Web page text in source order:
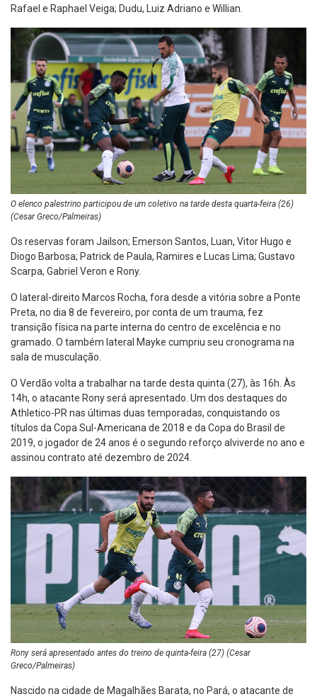
Rafael e Raphael Veiga; Dudu, Luiz Adriano e Willian.
O elenco palestrino participou de um coletivo na tarde desta quarta-feira (26)
(Cesar Greco/Palmeiras)
Os reservas foram Jailson; Emerson Santos, Luan, Vitor Hugo e
Diogo Barbosa; Patrick de Paula, Ramires e Lucas Lima; Gustavo
Scarpa, Gabriel Veron e Rony.
O lateral-direito Marcos Rocha, fora desde a vitória sobre a Ponte
Preta, no dia 8 de fevereiro, por conta de um trauma, fez
transição física na parte interna do centro de excelência e no
gramado. O também lateral Mayke cumpriu seu cronograma na
sala de musculação.
O Verdão volta a trabalhar na tarde desta quinta (27), às 16h. Às
14h, o atacante Rony será apresentado. Um dos destaques do
Athletico-PR nas últimas duas temporadas, conquistando os
títulos da Copa Sul-Americana de 2018 e da Copa do Brasil de
2019, o jogador de 24 anos é o segundo reforço alviverde no ano e
assinou contrato até dezembro de 2024.
Rony será apresentado antes do treino de quinta-feira (27) (Cesar
Greco/Palmeiras)
Nascido na cidade de Magalhães Barata, no Pará, o atacante de